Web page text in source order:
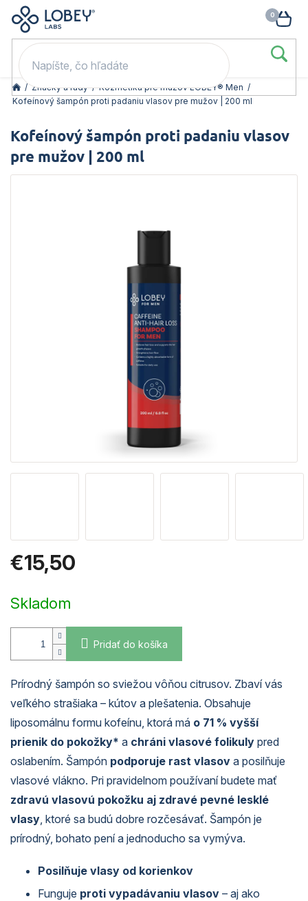
Prejsť
obsah
kódom LOB20 (nad 80 eur). 👉
/ Značky a rady / Kozmetika pre mužov LOBEY® Men /
Kofeínový šampón proti padaniu vlasov pre mužov | 200 ml
Kofeínový šampón proti padaniu vlasov
pre mužov | 200 ml
€15,50
cena:
Skladom
Pridať do košíka
Prírodný šampón so sviežou vôňou citrusov. Zbaví vás
veľkého strašiaka – kútov a plešatenia. Obsahuje
liposomálnu formu kofeínu, ktorá má o 71 % vyšší
prienik do pokožky* a chráni vlasové folikuly pred
oslabením. Šampón podporuje rast vlasov a posilňuje
vlasové vlákno. Pri pravidelnom používaní budete mať
zdravú vlasovú pokožku aj zdravé pevné lesklé
vlasy, ktoré sa budú dobre rozčesávať. Šampón je
prírodný, bohato pení a jednoducho sa vymýva.
Posilňuje vlasy od korienkov
Funguje proti vypadávaniu vlasov – aj ako